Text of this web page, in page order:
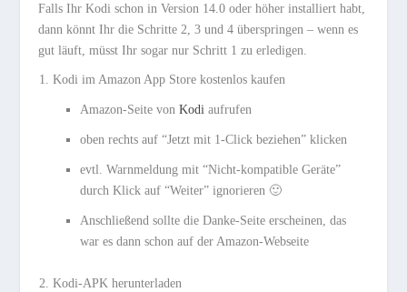
Falls Ihr Kodi schon in Version 14.0 oder höher installiert habt,
dann könnt Ihr die Schritte 2, 3 und 4 überspringen – wenn es
gut läuft, müsst Ihr sogar nur Schritt 1 zu erledigen.
Kodi im Amazon App Store kostenlos kaufen
Amazon-Seite vonKodi aufrufen
oben rechts auf “Jetzt mit 1-Click beziehen” klicken
evtl. Warnmeldung mit “Nicht-kompatible Geräte”
durch Klick auf “Weiter” ignorieren 🙂
Anschließend sollte die Danke-Seite erscheinen, das
war es dann schon auf der Amazon-Webseite
Kodi-APK herunterladen